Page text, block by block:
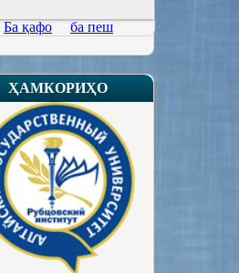
Рӯзи Дарҳои кушод
Ба қафо ба пеш
ҲАМКОРИҲО